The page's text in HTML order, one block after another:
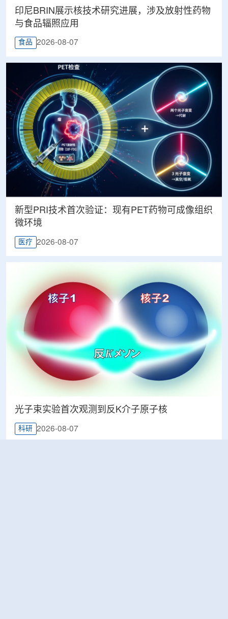
印尼BRIN展示核技术研究进展，涉及放射性药物
与食品辐照应用
食品 2026-08-07
新型PRI技术首次验证：现有PET药物可成像组织
微环境
医疗 2026-08-07
光子束实验首次观测到反K介子原子核
科研 2026-08-07